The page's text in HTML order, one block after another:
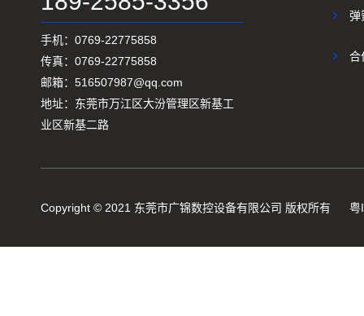
手机：0769-22775858
传真：0769-22775858
邮箱：516507987@qq.com
地址：东莞市万江区大汾管理区新基工
业区新基二路
弹
合
Copyright © 2021 东莞市广锦数控设备有限公司 版权所有 粤